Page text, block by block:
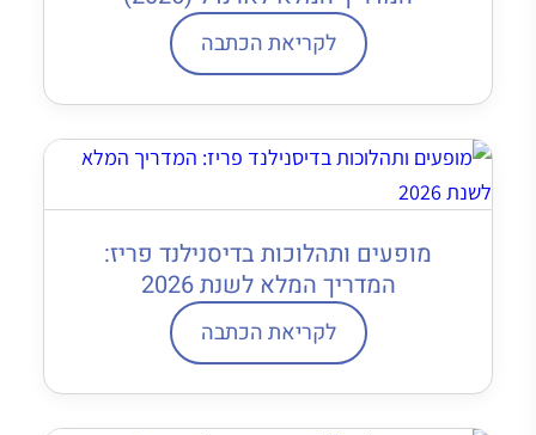
לקריאת הכתבה
מופעים ותהלוכות בדיסנילנד פריז:
המדריך המלא לשנת 2026
לקריאת הכתבה